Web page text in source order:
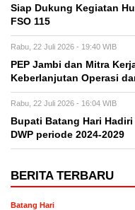
Siap Dukung Kegiatan
FSO 115
Rabu, 22 Juli 2026 - 19:40 WIB
PEP Jambi dan Mitra
Keberlanjutan Operasi
Rabu, 22 Juli 2026 - 16:04 WIB
Bupati Batang Hari
DWP periode 2024-2029
BERITA TERBARU
Batang Hari